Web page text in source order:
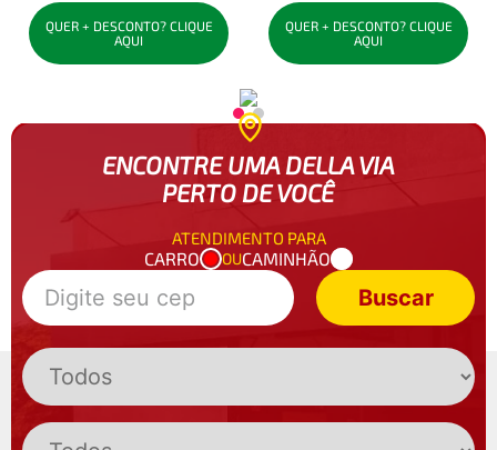
QUER + DESCONTO? CLIQUE
AQUI
QUER + DESCONTO? CLIQUE
AQUI
ENCONTRE UMA DELLA VIA
PERTO DE VOCÊ
ATENDIMENTO PARA
CARRO OUCAMINHÃO
Buscar